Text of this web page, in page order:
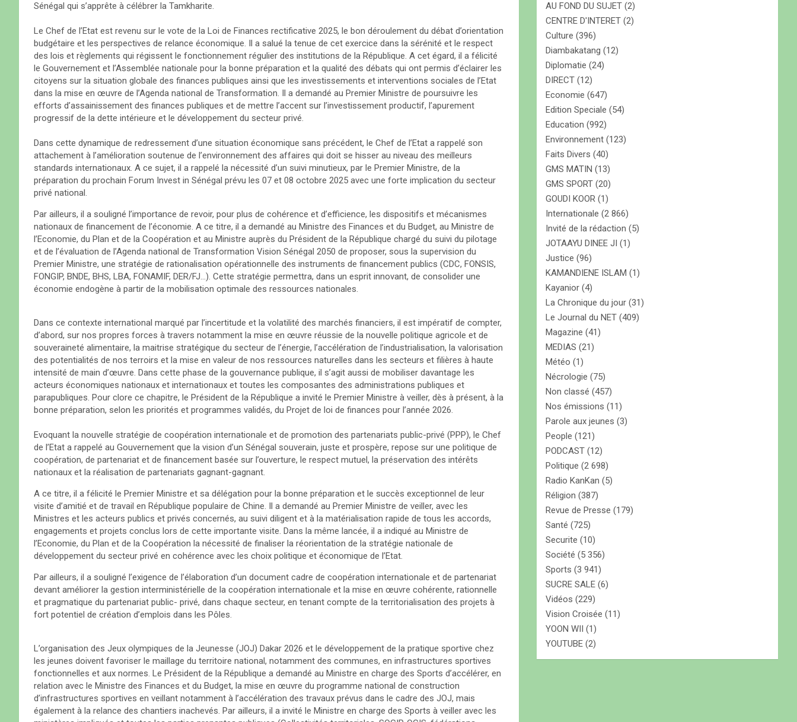
Sénégal qui s’apprête à célébrer la Tamkharite.
Le Chef de l’Etat est revenu sur le vote de la Loi de Finances rectificative 2025, le bon déroulement du débat d’orientation
budgétaire et les perspectives de relance économique. Il a salué la tenue de cet exercice dans la sérénité et le respect
des lois et règlements qui régissent le fonctionnement régulier des institutions de la République. A cet égard, il a félicité
le Gouvernement et l’Assemblée nationale pour la bonne préparation et la qualité des débats qui ont permis d’éclairer les
citoyens sur la situation globale des finances publiques ainsi que les investissements et interventions sociales de l’Etat
dans la mise en œuvre de l’Agenda national de Transformation. Il a demandé au Premier Ministre de poursuivre les
efforts d’assainissement des finances publiques et de mettre l’accent sur l’investissement productif, l’apurement
progressif de la dette intérieure et le développement du secteur privé.
Dans cette dynamique de redressement d’une situation économique sans précédent, le Chef de l’Etat a rappelé son
attachement à l’amélioration soutenue de l’environnement des affaires qui doit se hisser au niveau des meilleurs
standards internationaux. A ce sujet, il a rappelé la nécessité d’un suivi minutieux, par le Premier Ministre, de la
préparation du prochain Forum Invest in Sénégal prévu les 07 et 08 octobre 2025 avec une forte implication du secteur
privé national.
Par ailleurs, il a souligné l’importance de revoir, pour plus de cohérence et d’efficience, les dispositifs et mécanismes
nationaux de financement de l’économie. A ce titre, il a demandé au Ministre des Finances et du Budget, au Ministre de
l’Economie, du Plan et de la Coopération et au Ministre auprès du Président de la République chargé du suivi du pilotage
et de l’évaluation de l’Agenda national de Transformation Vision Sénégal 2050 de proposer, sous la supervision du
Premier Ministre, une stratégie de rationalisation opérationnelle des instruments de financement publics (CDC, FONSIS,
FONGIP, BNDE, BHS, LBA, FONAMIF, DER/FJ…). Cette stratégie permettra, dans un esprit innovant, de consolider une
économie endogène à partir de la mobilisation optimale des ressources nationales.
Dans ce contexte international marqué par l’incertitude et la volatilité des marchés financiers, il est impératif de compter,
d’abord, sur nos propres forces à travers notamment la mise en œuvre réussie de la nouvelle politique agricole et de
souveraineté alimentaire, la maitrise stratégique du secteur de l’énergie, l’accélération de l’industrialisation, la valorisation
des potentialités de nos terroirs et la mise en valeur de nos ressources naturelles dans les secteurs et filières à haute
intensité de main d’œuvre. Dans cette phase de la gouvernance publique, il s’agit aussi de mobiliser davantage les
acteurs économiques nationaux et internationaux et toutes les composantes des administrations publiques et
parapubliques. Pour clore ce chapitre, le Président de la République a invité le Premier Ministre à veiller, dès à présent, à la
bonne préparation, selon les priorités et programmes validés, du Projet de loi de finances pour l’année 2026.
Evoquant la nouvelle stratégie de coopération internationale et de promotion des partenariats public-privé (PPP), le Chef
de l’Etat a rappelé au Gouvernement que la vision d’un Sénégal souverain, juste et prospère, repose sur une politique de
coopération, de partenariat et de financement basée sur l’ouverture, le respect mutuel, la préservation des intérêts
nationaux et la réalisation de partenariats gagnant-gagnant.
A ce titre, il a félicité le Premier Ministre et sa délégation pour la bonne préparation et le succès exceptionnel de leur
visite d’amitié et de travail en République populaire de Chine. Il a demandé au Premier Ministre de veiller, avec les
Ministres et les acteurs publics et privés concernés, au suivi diligent et à la matérialisation rapide de tous les accords,
engagements et projets conclus lors de cette importante visite. Dans la même lancée, il a indiqué au Ministre de
l’Economie, du Plan et de la Coopération la nécessité de finaliser la réorientation de la stratégie nationale de
développement du secteur privé en cohérence avec les choix politique et économique de l’Etat.
Par ailleurs, il a souligné l’exigence de l’élaboration d’un document cadre de coopération internationale et de partenariat
devant améliorer la gestion interministérielle de la coopération internationale et la mise en œuvre cohérente, rationnelle
et pragmatique du partenariat public- privé, dans chaque secteur, en tenant compte de la territorialisation des projets à
fort potentiel de création d’emplois dans les Pôles.
L’organisation des Jeux olympiques de la Jeunesse (JOJ) Dakar 2026 et le développement de la pratique sportive chez
les jeunes doivent favoriser le maillage du territoire national, notamment des communes, en infrastructures sportives
fonctionnelles et aux normes. Le Président de la République a demandé au Ministre en charge des Sports d’accélérer, en
relation avec le Ministre des Finances et du Budget, la mise en œuvre du programme national de construction
d’infrastructures sportives en veillant notamment à l’accélération des travaux prévus dans le cadre des JOJ, mais
également à la relance des chantiers inachevés. Par ailleurs, il a invité le Ministre en charge des Sports à veiller avec les
AU FOND DU SUJET (2)
CENTRE D'INTERET (2)
Culture (396)
Diambakatang (12)
Diplomatie (24)
DIRECT (12)
Economie (647)
Edition Speciale (54)
Education (992)
Environnement (123)
Faits Divers (40)
GMS MATIN (13)
GMS SPORT (20)
GOUDI KOOR (1)
Internationale (2 866)
Invité de la rédaction (5)
JOTAAYU DINEE JI (1)
Justice (96)
KAMANDIENE ISLAM (1)
Kayanior (4)
La Chronique du jour (31)
Le Journal du NET (409)
Magazine (41)
MEDIAS (21)
Météo (1)
Nécrologie (75)
Non classé (457)
Nos émissions (11)
Parole aux jeunes (3)
People (121)
PODCAST (12)
Politique (2 698)
Radio KanKan (5)
Réligion (387)
Revue de Presse (179)
Santé (725)
Securite (10)
Société (5 356)
Sports (3 941)
SUCRE SALE (6)
Vidéos (229)
Vision Croisée (11)
YOON WII (1)
YOUTUBE (2)